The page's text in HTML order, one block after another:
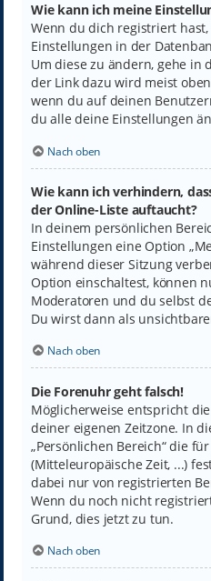
Wie kann ich meine
Wenn du dich registriert
Einstellungen in der
Um diese zu ändern, gehe in
der Link dazu wird meist
wenn du auf deinen
du alle deine Einstellungen
Nach oben
Wie kann ich verhindern,
der Online-Liste auftaucht?
In deinem persönlichen
Einstellungen eine Option
während dieser Sitzung
Option einschaltest, können
Moderatoren und du selbst
Du wirst dann als
Nach oben
Die Forenuhr geht falsch!
Möglicherweise entspricht
deiner eigenen Zeitzone. In
„Persönlichen Bereich“ die
(Mitteleuropäische Zeit, ...)
dabei nur von registrierten
Wenn du noch nicht
Grund, dies jetzt zu tun.
Nach oben